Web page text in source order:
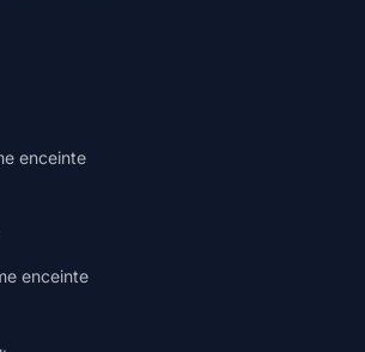
enceinte
enceinte